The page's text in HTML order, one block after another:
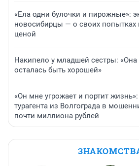
«Ела одни булочки и пирожные»:
новосибирцы — о своих попытках
ценой
Накипело у младшей сестры: «Она
осталась быть хорошей»
«Он мне угрожает и портит
турагента из Волгограда в
почти миллиона рублей